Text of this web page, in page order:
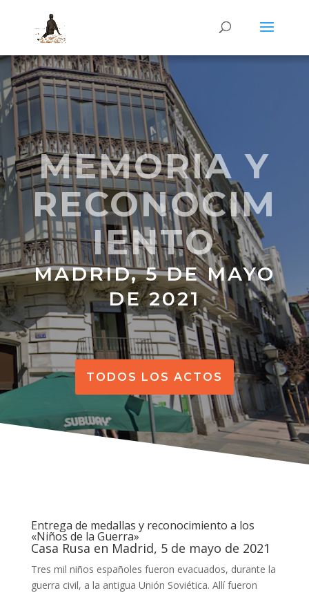
MEMORIA Y
RECONOCIM
IENTO
MADRID, 5 DE MAYO
DE 2021
TODOS LOS ACTOS
Entrega de medallas y reconocimiento a los
«Niños de la Guerra»
Casa Rusa en Madrid, 5 de mayo de 2021
Tres mil niños españoles fueron evacuados, durante la
guerra civil, a la antigua Unión Soviética. Allí fueron